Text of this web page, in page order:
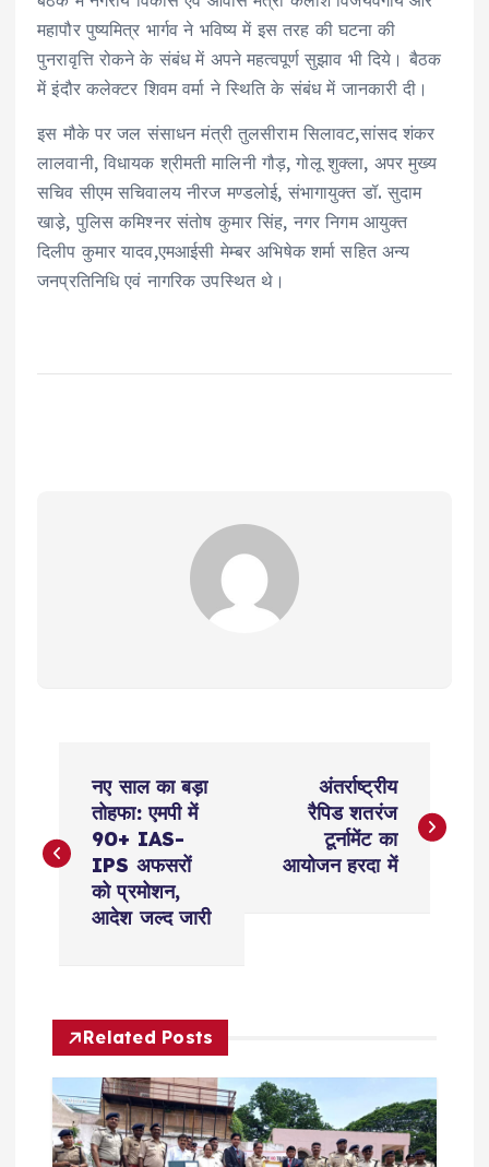
महापौर पुष्यमित्र भार्गव ने भविष्य में इस तरह की घटना की
पुनरावृत्ति रोकने के संबंध में अपने महत्वपूर्ण सुझाव भी दिये। बैठक
में इंदौर कलेक्टर शिवम वर्मा ने स्थिति के संबंध में जानकारी दी।
इस मौके पर जल संसाधन मंत्री तुलसीराम सिलावट,सांसद शंकर
लालवानी, विधायक श्रीमती मालिनी गौड़, गोलू शुक्ला, अपर मुख्य
सचिव सीएम सचिवालय नीरज मण्डलोई, संभागायुक्त डॉ. सुदाम
खाडे़, पुलिस कमिश्नर संतोष कुमार सिंह, नगर निगम आयुक्त
दिलीप कुमार यादव,एमआईसी मेम्बर अभिषेक शर्मा सहित अन्य
जनप्रतिनिधि एवं नागरिक उपस्थित थे।
s
a
v
नए साल का बड़ा
तोहफा: एमपी में
90+ IAS-
IPS अफसरों
को प्रमोशन,
आदेश जल्द जारी
अंतर्राष्ट्रीय
रैपिड शतरंज
टूर्नामेंट का
आयोजन हरदा में
Related Posts